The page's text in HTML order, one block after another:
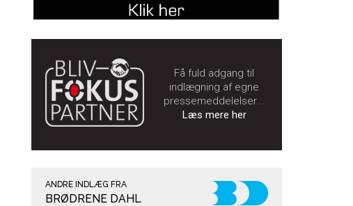
Få fuld adgang til
indlægning af egne
pressemeddelelser...
Læs mere her
ANDRE INDLÆG FRA
BRØDRENE DAHL